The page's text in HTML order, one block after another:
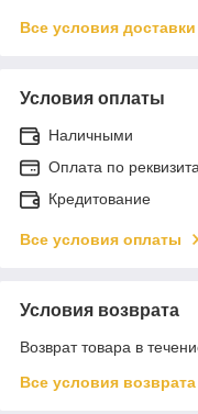
Все условия доставки
Условия оплаты
Наличными
Оплата по
Кредитование
Все условия оплаты
Условия возврата
Возврат товара в
Все условия возврата